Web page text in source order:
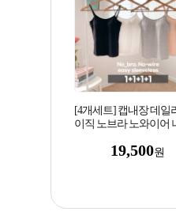
[4개세트] 캡내장 데일
이직 노브라 노와이어
19,500원